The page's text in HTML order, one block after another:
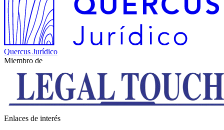
Quercus Jurídico
Miembro de
Enlaces de interés